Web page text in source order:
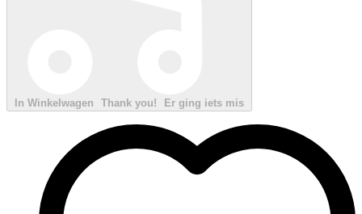
In Winkelwagen Thank you! Er ging iets mis